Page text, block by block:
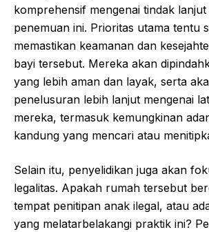
komprehensif mengenai tindak
penemuan ini. Prioritas utama tentu
memastikan keamanan dan
bayi tersebut. Mereka akan
yang lebih aman dan layak, serta
penelusuran lebih lanjut mengenai
mereka, termasuk kemungkinan
kandung yang mencari atau
Selain itu, penyelidikan juga akan
legalitas. Apakah rumah tersebut
tempat penitipan anak ilegal, atau
yang melatarbelakangi praktik ini?